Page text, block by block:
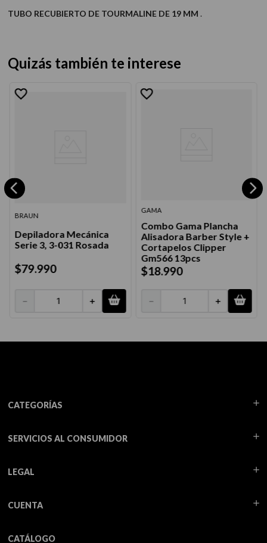
TUBO RECUBIERTO DE TOURMALINE DE 19 MM .
Quizás también te interese
BRAUN
Depiladora Mecánica
Serie 3, 3-031 Rosada
$79.990
＋
－
GAMA
Combo Gama Plancha
Alisadora Barber Style +
Cortapelos Clipper
Gm566 13pcs
$18.990
＋
－
CATEGORÍAS
SERVICIOS AL CONSUMIDOR
LEGAL
CUENTA
CATÁLOGO